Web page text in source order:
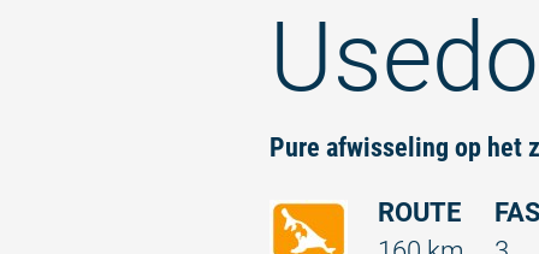
Pure afwisseling op het
ROUTE